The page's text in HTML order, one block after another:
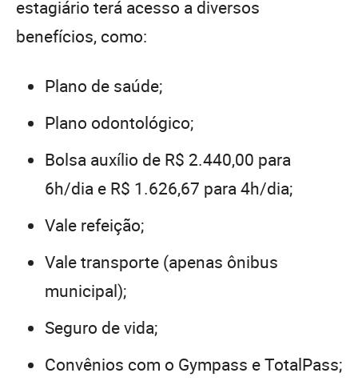
estagiário terá acesso a diversos
benefícios, como:
Plano de saúde;
Plano odontológico;
Bolsa auxílio de R$ 2.440,00 para
6h/dia e R$ 1.626,67 para 4h/dia;
Vale refeição;
Vale transporte (apenas ônibus
municipal);
Seguro de vida;
Convênios com o Gympass e TotalPass;